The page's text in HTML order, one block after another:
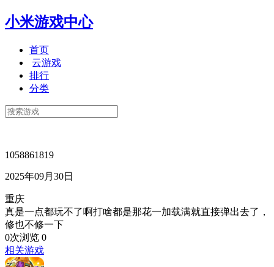
小米游戏中心
首页
云游戏
排行
分类
1058861819
2025年09月30日
重庆
真是一点都玩不了啊打啥都是那花一加载满就直接弹出去了，
修也不修一下
0次浏览 0
相关游戏